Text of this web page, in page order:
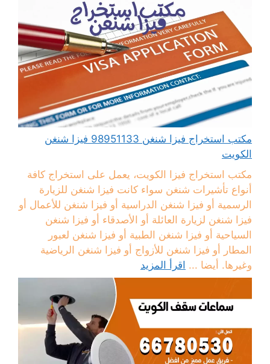
مكتب استخراج فيزا شنغن 98951133 فيزا شنغن
الكويت
مكتب استخراج فيزا الكويت، يعمل على استخراج كافة
أنواع تأشيرات شنغن سواء كانت فيزا شنغن للزيارة
الرسمية أو فيزا شنغن الدراسية أو فيزا شنغن للأعمال أو
فيزا شنغن لزيارة العائلة أو الأصدقاء أو فيزا شنغن
السياحية أو فيزا شنغن الطبية أو فيزا شنغن لعبور
المطار أو فيزا شنغن للأزواج أو فيزا شنغن الرياضية
وغيرها. أيضا ... اقرأ المزيد